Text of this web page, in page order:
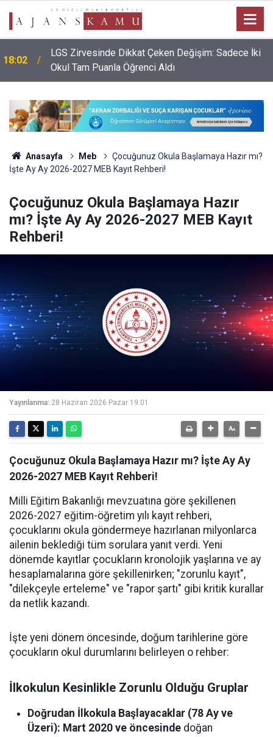
18:02
LGS Zirvesinde Dikkat Çeken Değişim: Sadece İki
Okul Tam Puanla Öğrenci Aldı
Anasayfa Meb
Çocuğunuz Okula Başlamaya Hazır mı?
İşte Ay Ay 2026-2027 MEB Kayıt Rehberi!
Çocuğunuz Okula Başlamaya Hazır
mı? İşte Ay Ay 2026-2027 MEB Kayıt
Rehberi!
Yayınlanma: 28 Haziran 2026 Pazar 19:01
Çocuğunuz Okula Başlamaya Hazır mı? İşte Ay Ay
2026-2027 MEB Kayıt Rehberi!
Milli Eğitim Bakanlığı mevzuatına göre şekillenen
2026-2027 eğitim-öğretim yılı kayıt rehberi,
çocuklarını okula göndermeye hazırlanan milyonlarca
ailenin beklediği tüm sorulara yanıt verdi. Yeni
dönemde kayıtlar çocukların kronolojik yaşlarına ve ay
hesaplamalarına göre şekillenirken; "zorunlu kayıt",
"dilekçeyle erteleme" ve "rapor şartı" gibi kritik kurallar
da netlik kazandı.
İşte yeni dönem öncesinde, doğum tarihlerine göre
çocukların okul durumlarını belirleyen o rehber:
İlkokulun Kesinlikle Zorunlu Olduğu Gruplar
Doğrudan İlkokula Başlayacaklar (78 Ay ve
Üzeri): Mart 2020 ve öncesinde doğan